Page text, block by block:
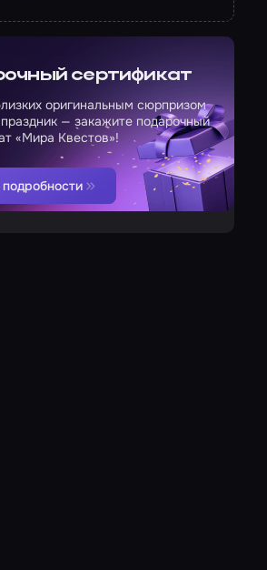
сертификат
оригинальным сюрпризом
— закажите подарочный
«Мира Квестов»!
подробности